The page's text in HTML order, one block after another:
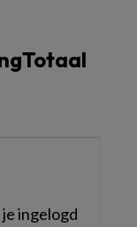
ingelogd